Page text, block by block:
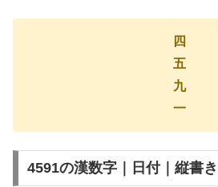
四
五
九
一
4591の漢数字｜日付｜縦書き